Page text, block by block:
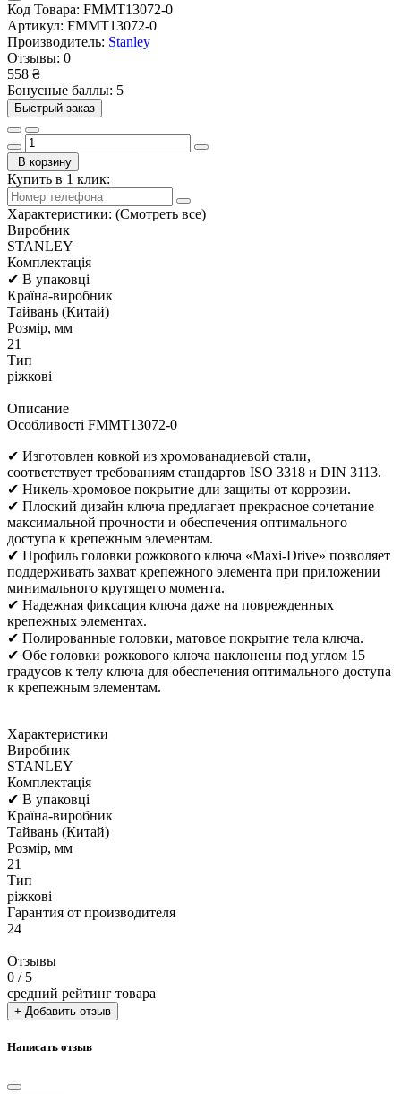
Код Товара: FMMT13072-0
Артикул: FMMT13072-0
Производитель: Stanley
Отзывы: 0
558 ₴
Бонусные баллы: 5
Быстрый заказ
В корзину
Купить в 1 клик:
Характеристики: (Смотреть все)
Виробник
STANLEY
Комплектація
✔ В упаковці
Країна-виробник
Тайвань (Китай)
Розмір, мм
21
Тип
ріжкові
Описание
Особливості FMMT13072-0
✔ Изготовлен ковкой из хромованадиевой стали,
соответствует требованиям стандартов ISO 3318 и DIN 3113.
✔ Никель-хромовое покрытие дли защиты от коррозии.
✔ Плоский дизайн ключа предлагает прекрасное сочетание
максимальной прочности и обеспечения оптимального
доступа к крепежным элементам.
✔ Профиль головки рожкового ключа «Maxi-Drive» позволяет
поддерживать захват крепежного элемента при приложении
минимального крутящего момента.
✔ Надежная фиксация ключа даже на поврежденных
крепежных элементах.
✔ Полированные головки, матовое покрытие тела ключа.
✔ Обе головки рожкового ключа наклонены под углом 15
градусов к телу ключа для обеспечения оптимального доступа
к крепежным элементам.
Характеристики
Виробник
STANLEY
Комплектація
✔ В упаковці
Країна-виробник
Тайвань (Китай)
Розмір, мм
21
Тип
ріжкові
Гарантия от производителя
24
Отзывы
0 / 5
средний рейтинг товара
+ Добавить отзыв
Написать отзыв